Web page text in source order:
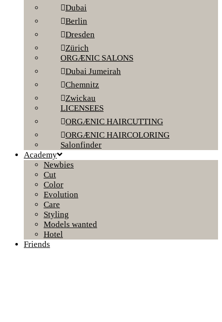
Dubai
Berlin
Dresden
Zürich
ORGÆNIC SALONS
Dubai Jumeirah
Chemnitz
Zwickau
LICENSEES
ORGÆNIC HAIRCUTTING
ORGÆNIC HAIRCOLORING
Salonfinder
Academy
Newbies
Cut
Color
Evolution
Care
Styling
Models wanted
Hotel
Friends